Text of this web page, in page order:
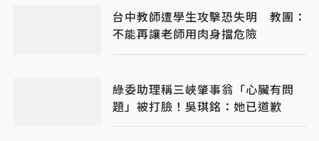
台中教師遭學生攻擊恐失明 教團：
不能再讓老師用肉身擋危險
綠委助理稱三峽肇事翁「心臟有問
題」被打臉！吳琪銘：她已道歉